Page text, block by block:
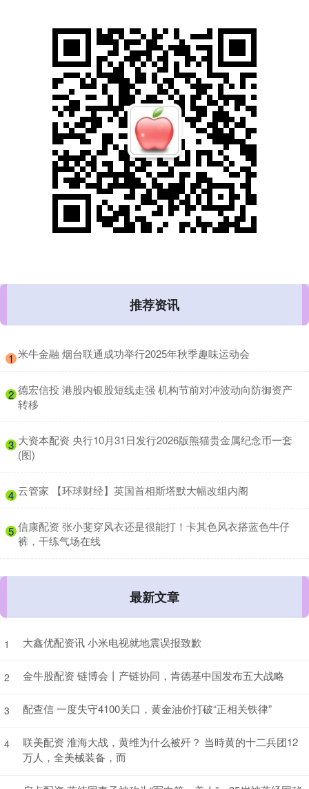
推荐资讯
1 ​米牛金融 烟台联通成功举行2025年秋季趣味运动会
2 ​德宏信投 港股内银股短线走强 机构节前对冲波动向防御资产
转移
3 ​大资本配资 央行10月31日发行2026版熊猫贵金属纪念币一套
(图)
4 ​云管家 【环球财经】英国首相斯塔默大幅改组内阁
5 ​信康配资 张小斐穿风衣还是很能打！卡其色风衣搭蓝色牛仔
裤，干练气场在线
最新文章
1 大鑫优配资讯 小米电视就地震误报致歉
2 金牛股配资 链博会丨产链协同，肯德基中国发布五大战略
3 配查信 一度失守4100关口，黄金油价打破“正相关铁律”
4
联美配资 淮海大战，黄维为什么被歼？ 当時黄的十二兵团12
万人，全美械装备，而